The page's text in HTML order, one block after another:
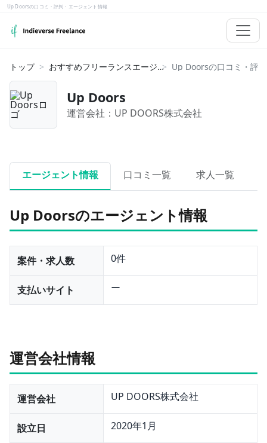
Up Doorsの口コミ・評判・エージェント情報
トップ おすすめフリーランスエージェント
Up Doors
運営会社： UP DOORS株式会社
エージェント情報 口コミ一覧 求人一覧
Up Doorsのエージェント情報
案件・求人数 0件
支払いサイト ー
運営会社情報
運営会社 UP DOORS株式会社
設立日 2020年1月